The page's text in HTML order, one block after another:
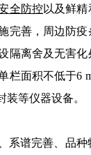
全防控以及鲜
善，周边防
离舍及无害
面积不低于6
等仪器设备。
系谱完善、品